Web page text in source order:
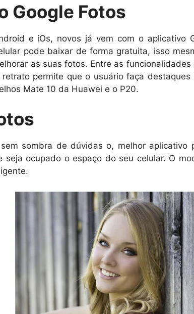
Google Fotos
e iOs, novos já vem com o
pode baixar de forma gratuita, isso
as suas fotos. Entre as
permite que o usuário faça
Mate 10 da Huawei e o P20.
sombra de dúvidas o, melhor
seja ocupado o espaço do seu celular. O